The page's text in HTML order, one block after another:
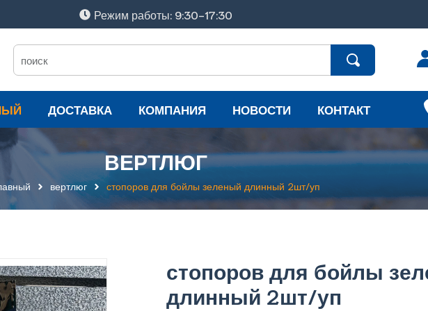
Режим работы: 9:30-17:30
ДОСТАВКА КОМПАНИЯ НОВОСТИ КОНТАКТ
ВЕРТЛЮГ
вертлюг стопоров для бойлы зеленый длинный 2шт/уп
стопоров для бойлы
длинный 2шт/уп